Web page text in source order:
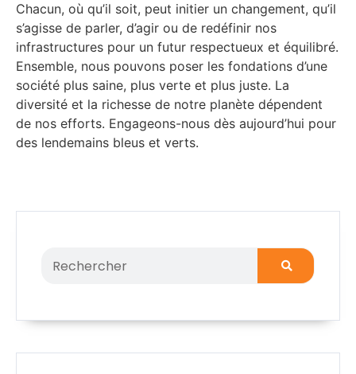
Chacun, où qu’il soit, peut initier un changement, qu’il
s’agisse de parler, d’agir ou de redéfinir nos
infrastructures pour un futur respectueux et équilibré.
Ensemble, nous pouvons poser les fondations d’une
société plus saine, plus verte et plus juste. La
diversité et la richesse de notre planète dépendent
de nos efforts. Engageons-nous dès aujourd’hui pour
des lendemains bleus et verts.